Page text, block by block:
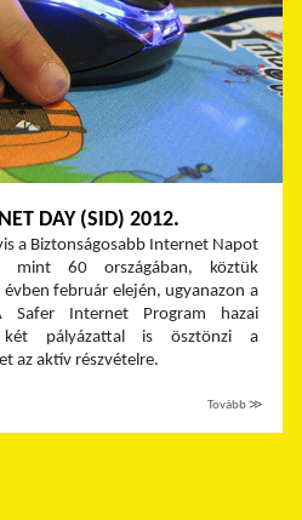
DAY (SID) 2012.
a Biztonságosabb Internet Napot
60 országában, köztük
február elején, ugyanazon a
Safer Internet Program hazai
két pályázattal is ösztönzi a
az aktív részvételre.
Tovább ≫